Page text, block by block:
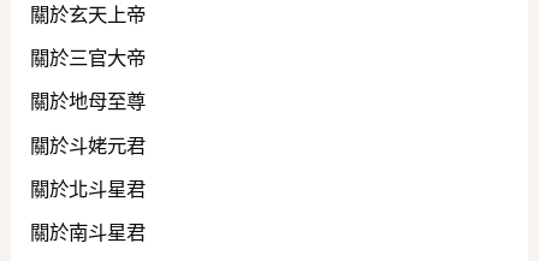
關於玄天上帝
關於三官大帝
關於地母至尊
關於斗姥元君
關於北斗星君
關於南斗星君